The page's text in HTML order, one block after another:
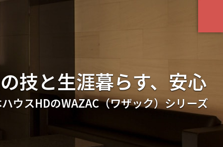
技と生涯暮らす、安心
ウスHDのWAZAC（ワザック）シリーズ